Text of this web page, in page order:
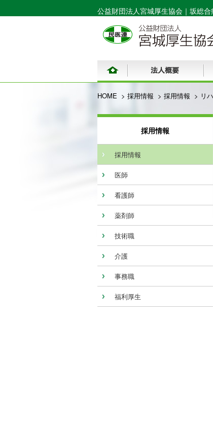
公益財団法人宮城厚生協会｜ 坂総合
HOME 採用情報 採用情報 リ
採用情報
採用情報
医師
看護師
薬剤師
技術職
介護
事務職
福利厚生